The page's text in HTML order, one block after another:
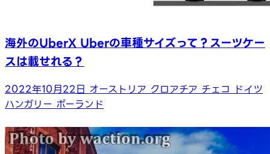
海外のUberX Uberの車種サイズって？スーツケー
スは載せれる？
2022年10月22日 オーストリア クロアチア チェコ ドイツ
ハンガリー ポーランド